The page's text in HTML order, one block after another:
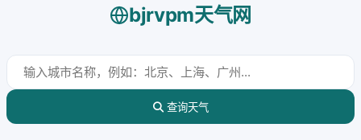
bjrvpm天气网
查询天气